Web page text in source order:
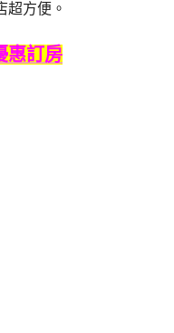
超方便。
惠訂房